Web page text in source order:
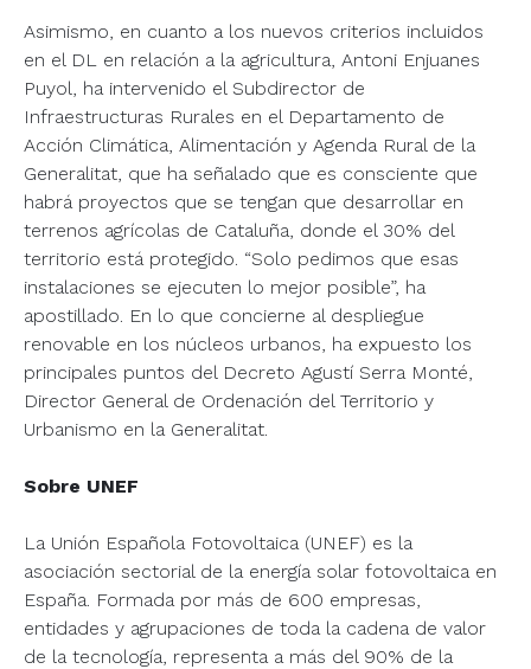
Asimismo, en cuanto a los nuevos criterios incluidos
en el DL en relación a la agricultura, Antoni Enjuanes
Puyol, ha intervenido el Subdirector de
Infraestructuras Rurales en el Departamento de
Acción Climática, Alimentación y Agenda Rural de la
Generalitat, que ha señalado que es consciente que
habrá proyectos que se tengan que desarrollar en
terrenos agrícolas de Cataluña, donde el 30% del
territorio está protegido. “Solo pedimos que esas
instalaciones se ejecuten lo mejor posible”, ha
apostillado. En lo que concierne al despliegue
renovable en los núcleos urbanos, ha expuesto los
principales puntos del Decreto Agustí Serra Monté,
Director General de Ordenación del Territorio y
Urbanismo en la Generalitat.
Sobre UNEF
La Unión Española Fotovoltaica (UNEF) es la
asociación sectorial de la energía solar fotovoltaica en
España. Formada por más de 600 empresas,
entidades y agrupaciones de toda la cadena de valor
de la tecnología, representa a más del 90% de la